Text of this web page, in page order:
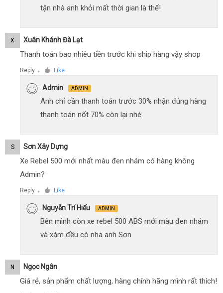
tận nhà anh khỏi mất thời gian là thế!
X Xuân Khánh Đà Lạt
Thanh toán bao nhiêu tiền trước khi ship hàng vậy shop
Reply ● Like
Admin ADMIN
Anh chỉ cần thanh toán trước 30% nhận đúng hàng
thanh toán nốt 70% còn lại nhé
S Sơn Xây Dựng
Xe Rebel 500 mới nhất màu đen nhám có hàng không
Admin?
Reply ● Like
Nguyễn Trí Hiếu ADMIN
Bên mình còn xe rebel 500 ABS mới màu đen nhám
và xám đều có nha anh Sơn
N Ngọc Ngân
Giá rẻ, sản phẩm chất lượng, hàng chính hãng mình rất thích!